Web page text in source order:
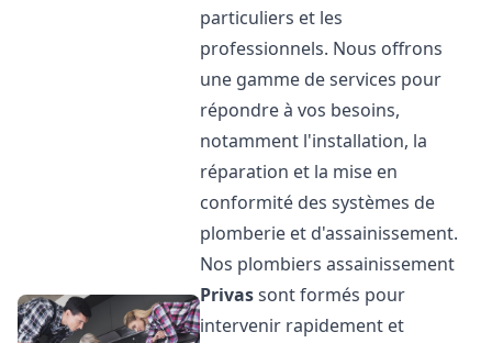
particuliers et les
professionnels. Nous offrons
une gamme de services pour
répondre à vos besoins,
notamment l'installation, la
réparation et la mise en
conformité des systèmes de
plomberie et d'assainissement.
Nos plombiers assainissement
Privassont formés pour
intervenir rapidement et